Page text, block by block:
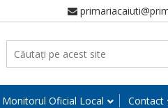
Monitorul Oficial Local Contact